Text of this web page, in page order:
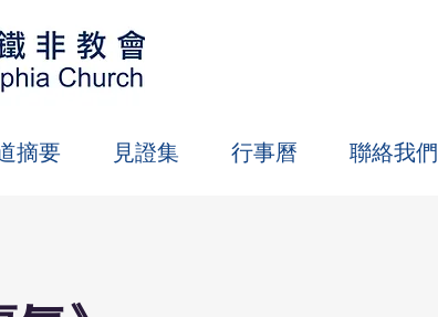
摘要 見證集 行事曆 聯絡我們